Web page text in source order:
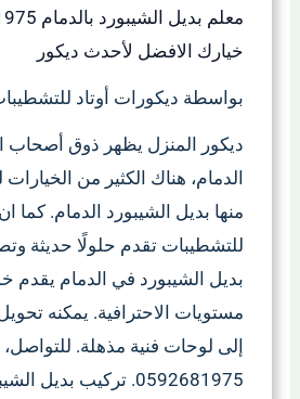
خيارك الافضل لأحدث ديكور
بواسطة ديكورات أوتاد
ديكور المنزل يظهر ذوق أصحاب
الدمام، هناك الكثير من
منها بديل الشيبورد الدمام. كما
للتشطيبات تقدم حلولًا حديثة
بديل الشيبورد في الدمام يقدم
مستويات الاحترافية. يمكنه
إلى لوحات فنية مذهلة.
0592681975. تركيب بديل الشيبورد بالدمام…